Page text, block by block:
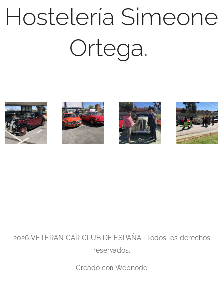
Hostelería Simeone
Ortega.
2026 VETERAN CAR CLUB DE ESPAÑA | Todos los derechos
reservados.
Creado con Webnode